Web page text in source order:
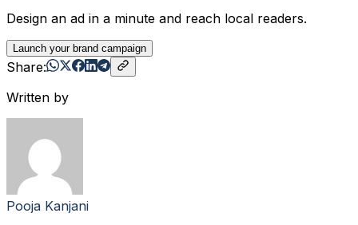
Design an ad in a minute and reach local readers.
Launch your brand campaign
Share:
Written by
Pooja Kanjani